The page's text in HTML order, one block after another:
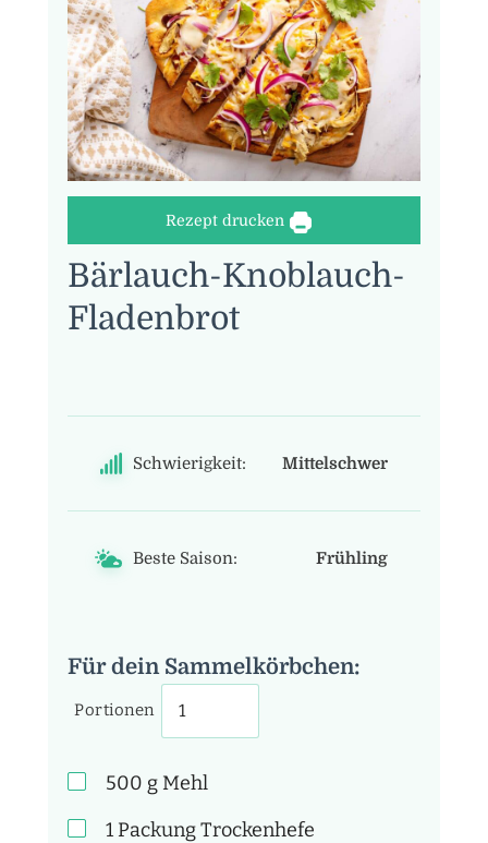
Rezept drucken
Bärlauch-Knoblauch-
Fladenbrot
Schwierigkeit: Mittelschwer
Beste Saison: Frühling
Für dein Sammelkörbchen:
Portionen
500 g Mehl
1 PackungTrockenhefe